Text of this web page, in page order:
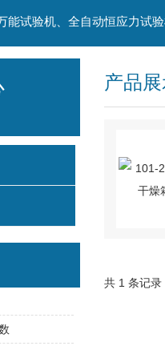
能试验机、全自动恒应力试
产品
共 1 条记